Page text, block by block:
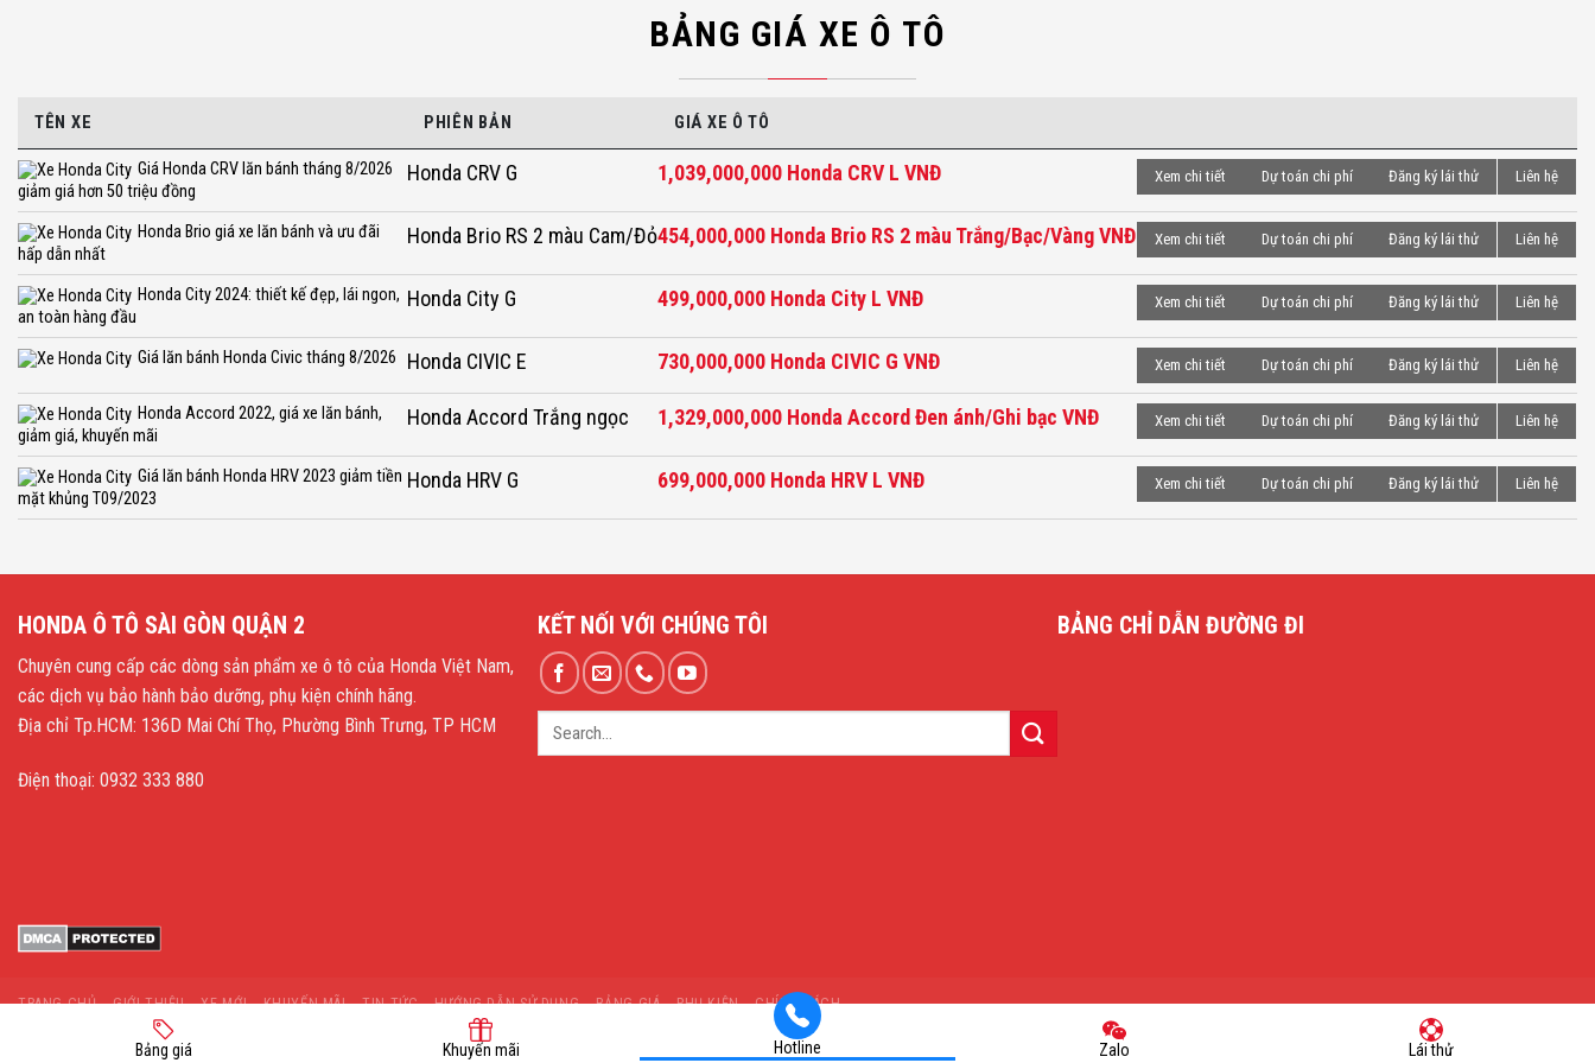
BẢNG GIÁ XE Ô TÔ
TÊN XE PHIÊN BẢN GIÁ XE Ô TÔ
Giá Honda CRV lăn bánh tháng 8/2026
giảm giá hơn 50 triệu đồng
Honda CRV G 1,039,000,000 Honda CRV L VNĐ Xem chi tiết Dự toán chi phí Đăng ký lái thử Liên hệ
Honda Brio giá xe lăn bánh và ưu đãi
hấp dẫn nhất
Honda Brio RS 2 màu Cam/Đỏ454,000,000 Honda Brio RS 2 màu Trắng/Bạc/Vàng VNĐ Xem chi tiết Dự toán chi phí Đăng ký lái thử Liên hệ
Honda City 2024: thiết kế đẹp, lái ngon,
an toàn hàng đầu
Honda City G 499,000,000 Honda City L VNĐ Xem chi tiết Dự toán chi phí Đăng ký lái thử Liên hệ
Giá lăn bánh Honda Civic tháng 8/2026 Honda CIVIC E 730,000,000 Honda CIVIC G VNĐ Xem chi tiết Dự toán chi phí Đăng ký lái thử Liên hệ
Honda Accord 2022, giá xe lăn bánh,
giảm giá, khuyến mãi
Honda Accord Trắng ngọc 1,329,000,000 Honda Accord Đen ánh/Ghi bạc VNĐ Xem chi tiết Dự toán chi phí Đăng ký lái thử Liên hệ
Giá lăn bánh Honda HRV 2023 giảm tiền
mặt khủng T09/2023
Honda HRV G 699,000,000 Honda HRV L VNĐ Xem chi tiết Dự toán chi phí Đăng ký lái thử Liên hệ
HONDA Ô TÔ SÀI GÒN QUẬN 2
Chuyên cung cấp các dòng sản phẩm xe ô tô của Honda Việt Nam,
các dịch vụ bảo hành bảo dưỡng, phụ kiện chính hãng.
Địa chỉ Tp.HCM: 136D Mai Chí Thọ, Phường Bình Trưng, TP HCM
Điện thoại: 0932 333 880
KẾT NỐI VỚI CHÚNG TÔI BẢNG CHỈ DẪN ĐƯỜNG ĐI
TRANG CHỦ GIỚI THIỆU XE MỚI KHUYẾN MÃI TIN TỨC HƯỚNG DẪN SỬ DỤNG BẢNG GIÁ PHỤ KIỆN CHÍNH SÁCH
Bảng giá Khuyến mãi Hotline Zalo Lái thử